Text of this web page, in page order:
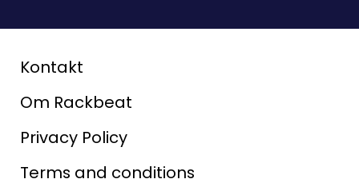
Kontakt
Om Rackbeat
Privacy Policy
Terms and conditions